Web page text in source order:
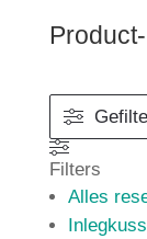
Filters
Alles